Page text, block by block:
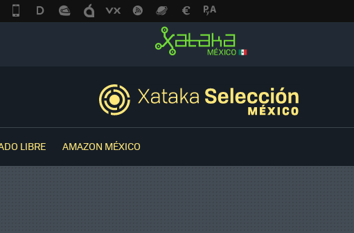
LIBRE AMAZON MÉXICO